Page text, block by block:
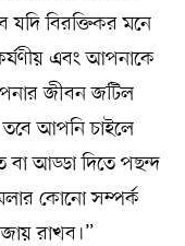
বিরক্তিকর মনে
এবং আপনাকে
জীবন জটিল
তবে আপনি চাইলে
আড্ডা দিতে পছন্দ
কোনো সম্পর্ক
রাখব।”